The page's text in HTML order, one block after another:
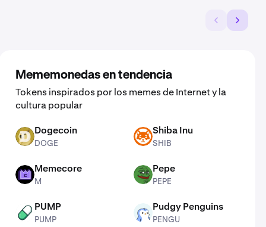
Mememonedas en tendencia
Tokens inspirados por los memes de Internet y la
cultura popular
DOGE Dogecoin
DOGE
SHIB Shiba Inu
SHIB
M Memecore
M
PEPE Pepe
PEPE
PUMP PUMP
PUMP
PENGU Pudgy Penguins
PENGU